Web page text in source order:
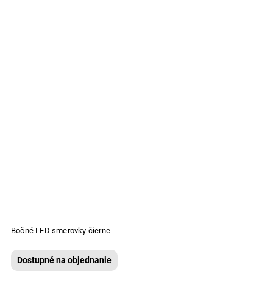
Bočné LED smerovky čierne
Dostupné na objednanie